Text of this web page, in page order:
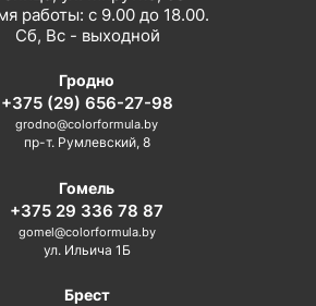
работы: с 9.00 до 18.00.
Сб, Вс - выходной
Гродно
+375 (29) 656-27-98
grodno@colorformula.by
пр-т. Румлевский, 8
Гомель
+375 29 336 78 87
gomel@colorformula.by
ул. Ильича 1Б
Брест